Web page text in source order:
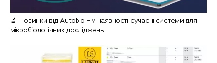
🔬 Новинки від Autobio – у наявності сучасні системи для
мікробіологічних досліджень